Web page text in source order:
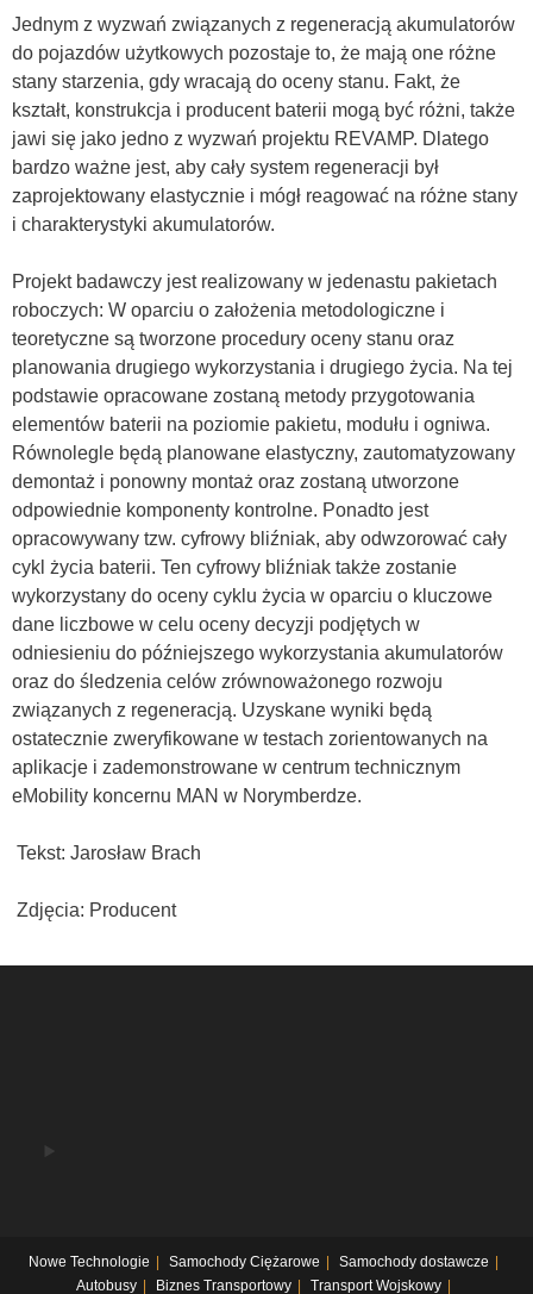
Jednym z wyzwań związanych z regeneracją akumulatorów
do pojazdów użytkowych pozostaje to, że mają one różne
stany starzenia, gdy wracają do oceny stanu. Fakt, że
kształt, konstrukcja i producent baterii mogą być różni, także
jawi się jako jedno z wyzwań projektu REVAMP. Dlatego
bardzo ważne jest, aby cały system regeneracji był
zaprojektowany elastycznie i mógł reagować na różne stany
i charakterystyki akumulatorów.
Projekt badawczy jest realizowany w jedenastu pakietach
roboczych: W oparciu o założenia metodologiczne i
teoretyczne są tworzone procedury oceny stanu oraz
planowania drugiego wykorzystania i drugiego życia. Na tej
podstawie opracowane zostaną metody przygotowania
elementów baterii na poziomie pakietu, modułu i ogniwa.
Równolegle będą planowane elastyczny, zautomatyzowany
demontaż i ponowny montaż oraz zostaną utworzone
odpowiednie komponenty kontrolne. Ponadto jest
opracowywany tzw. cyfrowy bliźniak, aby odwzorować cały
cykl życia baterii. Ten cyfrowy bliźniak także zostanie
wykorzystany do oceny cyklu życia w oparciu o kluczowe
dane liczbowe w celu oceny decyzji podjętych w
odniesieniu do późniejszego wykorzystania akumulatorów
oraz do śledzenia celów zrównoważonego rozwoju
związanych z regeneracją. Uzyskane wyniki będą
ostatecznie zweryfikowane w testach zorientowanych na
aplikacje i zademonstrowane w centrum technicznym
eMobility koncernu MAN w Norymberdze.
Tekst: Jarosław Brach
Zdjęcia: Producent
Nowe Technologie Samochody Ciężarowe
Samochody dostawcze
Autobusy
Biznes Transportowy Transport Wojskowy